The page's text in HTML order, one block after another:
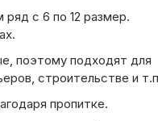
с 6 по 12 размер.
поэтому подходят для
строительстве и
пропитке.